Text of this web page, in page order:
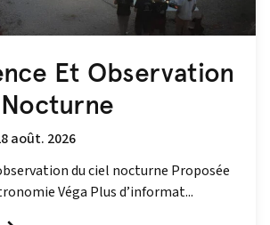
Et Observation
août. 2026
du ciel nocturne Proposée
Véga Plus d’informat...